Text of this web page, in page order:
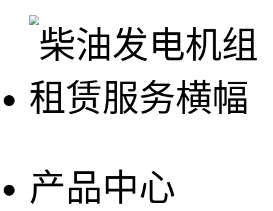
产品中心